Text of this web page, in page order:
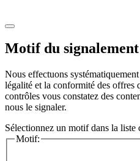
Motif du signalement
Nous effectuons
légalité et la conformité des offres
contrôles vous constatez des
nous le signaler.
Sélectionnez un motif dans la liste
Motif: